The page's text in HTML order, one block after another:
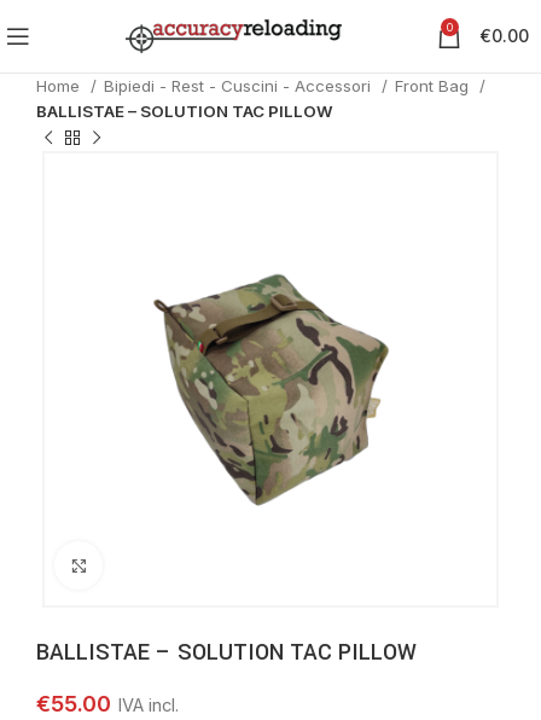
0 €0.00
Home Bipiedi - Rest - Cuscini - Accessori
Front Bag
BALLISTAE – SOLUTION TAC PILLOW
BALLISTAE – SOLUTION TAC PILLOW
€55.00